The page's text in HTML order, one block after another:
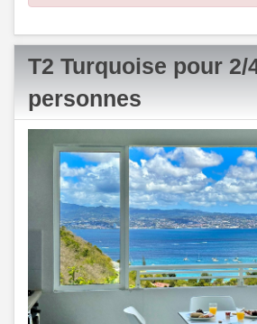
T2 Turquoise pour 2/
personnes
Previous